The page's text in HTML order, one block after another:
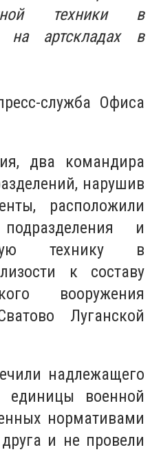
техники в
на артскладах в
служба Офиса
два командира
нарушив
расположили
и
технику в
к составу
вооружения
Луганской
надлежащего
единицы военной
нормативами
и не провели